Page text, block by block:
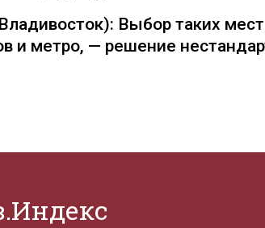
Выбор таких
и метро, — решение